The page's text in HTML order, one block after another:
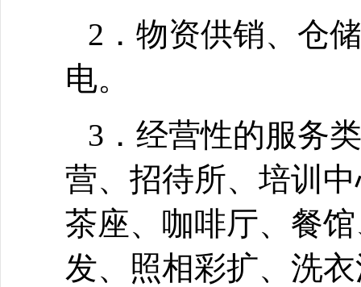
2．物资供销、仓
电。
3．经营性的服务
营、招待所、培训
茶座、咖啡厅、餐
发、照相彩扩、洗